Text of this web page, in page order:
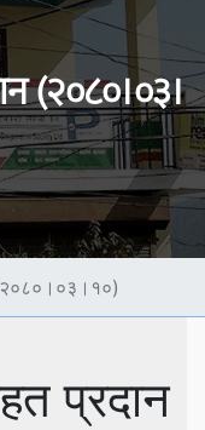
(२०८०।०३।
(२०८०।०३।१०)
प्रदान